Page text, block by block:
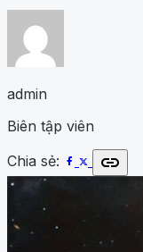
admin
Biên tập viên
Chia sẻ:
link